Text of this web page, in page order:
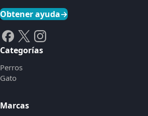
Obtener ayuda→
Categorías
Perros
Gato
Marcas